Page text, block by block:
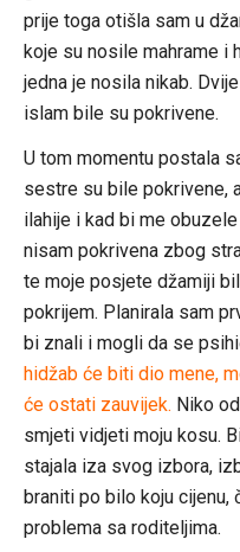
prije toga otišla sam u
koje su nosile mahrame i
jedna je nosila nikab.
islam bile su pokrivene.
U tom momentu postala
sestre su bile pokrivene,
ilahije i kad bi me
nisam pokrivena zbog
te moje posjete džamiji
pokrijem. Planirala sam
bi znali i mogli da se
hidžab će biti dio mene,
će ostati zauvijek. Niko
smjeti vidjeti moju kosu.
stajala iza svog izbora,
braniti po bilo koju cijenu,
problema sa roditeljima.